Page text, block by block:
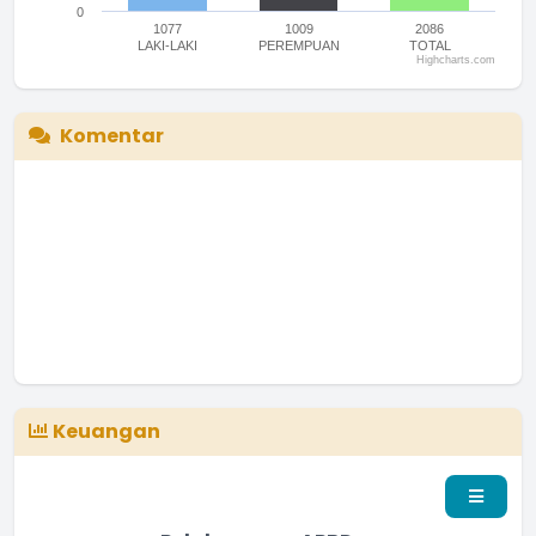
1077
LAKI-LAKI
1009
PEREMPUAN
2086
TOTAL
0
Highcharts.com
Komentar
Keuangan